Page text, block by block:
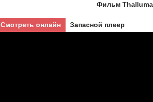
Фильм
Смотреть онлайн Запасной плеер